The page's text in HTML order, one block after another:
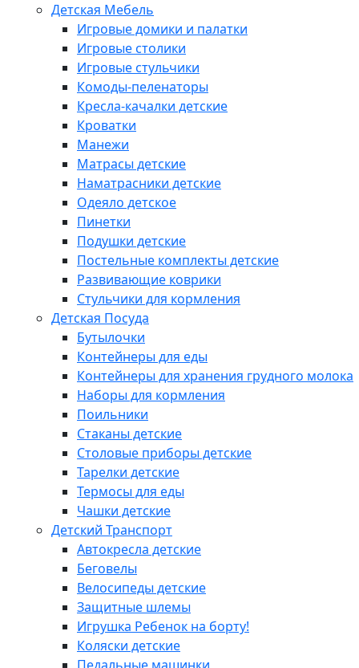
Детская Мебель
Игровые домики и палатки
Игровые столики
Игровые стульчики
Комоды-пеленаторы
Кресла-качалки детские
Кроватки
Манежи
Матрасы детские
Наматрасники детские
Одеяло детское
Пинетки
Подушки детские
Постельные комплекты детские
Развивающие коврики
Стульчики для кормления
Детская Посуда
Бутылочки
Контейнеры для еды
Контейнеры для хранения грудного молока
Наборы для кормления
Поильники
Стаканы детские
Столовые приборы детские
Тарелки детские
Термосы для еды
Чашки детские
Детский Транспорт
Автокресла детские
Беговелы
Велосипеды детские
Защитные шлемы
Игрушка Ребенок на борту!
Коляски детские